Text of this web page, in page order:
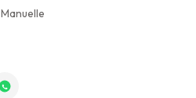
Manuelle